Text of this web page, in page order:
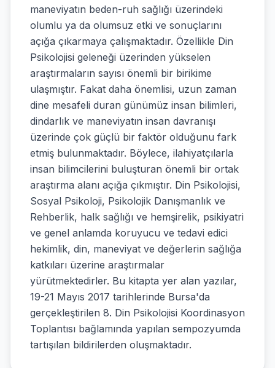
maneviyatın beden-ruh sağlığı üzerindeki
olumlu ya da olumsuz etki ve sonuçlarını
açığa çıkarmaya çalışmaktadır. Özellikle Din
Psikolojisi geleneği üzerinden yükselen
araştırmaların sayısı önemli bir birikime
ulaşmıştır. Fakat daha önemlisi, uzun zaman
dine mesafeli duran günümüz insan bilimleri,
dindarlık ve maneviyatın insan davranışı
üzerinde çok güçlü bir faktör olduğunu fark
etmiş bulunmaktadır. Böylece, ilahiyatçılarla
insan bilimcilerini buluşturan önemli bir ortak
araştırma alanı açığa çıkmıştır. Din Psikolojisi,
Sosyal Psikoloji, Psikolojik Danışmanlık ve
Rehberlik, halk sağlığı ve hemşirelik, psikiyatri
ve genel anlamda koruyucu ve tedavi edici
hekimlik, din, maneviyat ve değerlerin sağlığa
katkıları üzerine araştırmalar
yürütmektedirler. Bu kitapta yer alan yazılar,
19-21 Mayıs 2017 tarihlerinde Bursa'da
gerçekleştirilen 8. Din Psikolojisi Koordinasyon
Toplantısı bağlamında yapılan sempozyumda
tartışılan bildirilerden oluşmaktadır.